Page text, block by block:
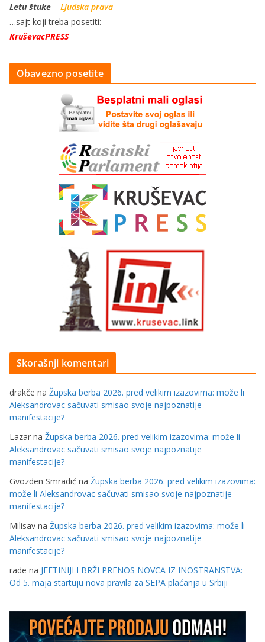
Letu štuke – Ljudska prava
…sajt koji treba posetiti:
KruševacPRESS
Obavezno posetite
Skorašnji komentari
drakče na Župska berba 2026. pred velikim izazovima: može li
Aleksandrovac sačuvati smisao svoje najpoznatije
manifestacije?
Lazar na Župska berba 2026. pred velikim izazovima: može li
Aleksandrovac sačuvati smisao svoje najpoznatije
manifestacije?
Gvozden Smradić na Župska berba 2026. pred velikim izazovima:
može li Aleksandrovac sačuvati smisao svoje najpoznatije
manifestacije?
Milisav na Župska berba 2026. pred velikim izazovima: može li
Aleksandrovac sačuvati smisao svoje najpoznatije
manifestacije?
rade na JEFTINIJI I BRŽI PRENOS NOVCA IZ INOSTRANSTVA:
Od 5. maja startuju nova pravila za SEPA plaćanja u Srbiji